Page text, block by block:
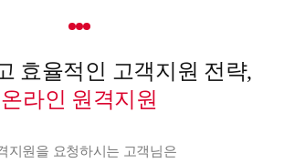
온라인 원격지원
지원을 요청하시는 고객님은